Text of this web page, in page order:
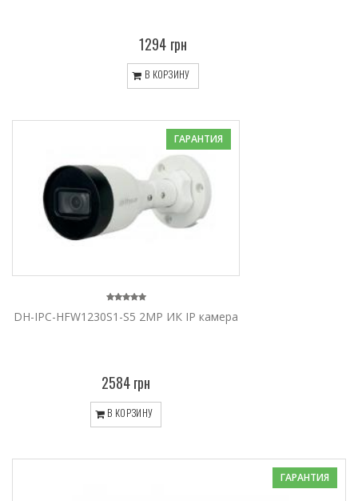
1294 грн
В КОРЗИНУ
ГАРАНТИЯ
DH-IPC-HFW1230S1-S5 2MP ИК IP камера
2584 грн
В КОРЗИНУ
ГАРАНТИЯ